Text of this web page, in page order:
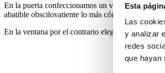
Esta
Las
y analizar
redes
que hayan
En la puerta confeccionamos un visillo hasta el
abatible obscilovatiente lo más cómodo es
En la ventana por el contrario elegimos un estor